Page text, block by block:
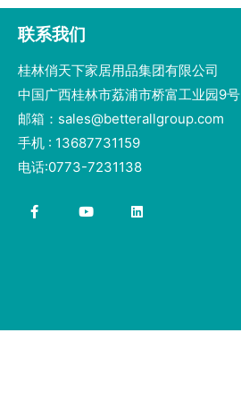
联系我们
桂林俏天下家居用品集团有限公司
中国广西桂林市荔浦市桥富工业园9号
邮箱：sales@betterallgroup.com
手机 : 13687731159
电话:0773-7231138